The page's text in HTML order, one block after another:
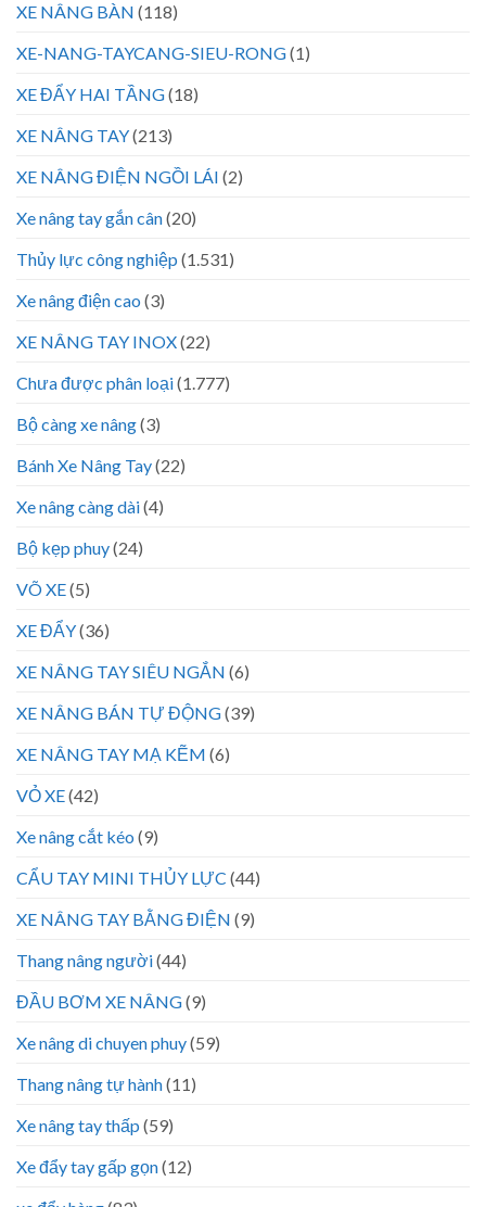
XE NÂNG BÀN (118)
XE-NANG-TAYCANG-SIEU-RONG(1)
XE ĐẨY HAI TẦNG(18)
XE NÂNG TAY(213)
XE NÂNG ĐIỆN NGỒI LÁI (2)
Xe nâng tay gắn cân(20)
Thủy lực công nghiệp (1.531)
Xe nâng điện cao (3)
XE NÂNG TAY INOX(22)
Chưa được phân loại(1.777)
Bộ càng xe nâng(3)
Bánh Xe Nâng Tay(22)
Xe nâng càng dài(4)
Bộ kẹp phuy(24)
VÕ XE(5)
XE ĐẨY(36)
XE NÂNG TAY SIÊU NGẮN (6)
XE NÂNG BÁN TỰ ĐỘNG(39)
XE NÂNG TAY MẠ KẼM (6)
VỎ XE(42)
Xe nâng cắt kéo (9)
CẨU TAY MINI THỦY LỰC (44)
XE NÂNG TAY BẰNG ĐIỆN (9)
Thang nâng người(44)
ĐẦU BƠM XE NÂNG(9)
Xe nâng di chuyen phuy(59)
Thang nâng tự hành(11)
Xe nâng tay thấp (59)
Xe đẩy tay gấp gọn(12)